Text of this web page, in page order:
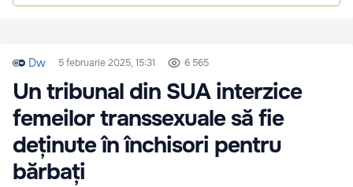
Dw 5 februarie 2025, 15:31 6 565
Un tribunal din SUA interzice
femeilor transsexuale să fie
deținute în închisori pentru
bărbați